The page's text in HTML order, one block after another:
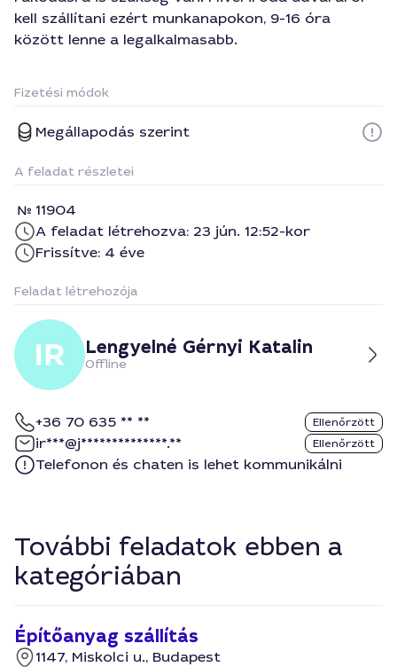
kell szállítani ezért munkanapokon, 9-16 óra
között lenne a legalkalmasabb.
Fizetési módok
Megállapodás szerint
A feladat részletei
11904
A feladat létrehozva: 23 jún. 12:52-kor
Frissítve: 4 éve
Feladat létrehozója
Lengyelné Gérnyi Katalin
Offline
+36 70 635 ** ** Ellenőrzött
ir***@j**************.** Ellenőrzött
Telefonon és chaten is lehet kommunikálni
További feladatok ebben a
kategóriában
Építőanyag szállítás
1147, Miskolci u., Budapest